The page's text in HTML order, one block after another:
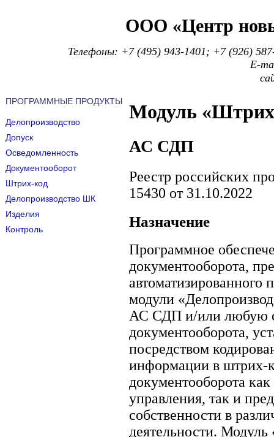
ООО «Центр
Телефоны: +7 (495) 943-1401; +7 (926)
E-
ПРОГРАММНЫЕ ПРОДУКТЫ
Делопроизводство
Допуск
Осведомленность
Документооборот
Штрих-код
Делопроизводство ШК
Изделия
Контроль
Модуль
АС СДП
Реестр российских
15430 от 31.10.2022
Назначение
Программное
документооборота,
автоматизированного
модули
АС СДП и/или любую
документооборота,
посредством
информации в штрих-
документооборота как
управления, так и
собственности в
деятельности.